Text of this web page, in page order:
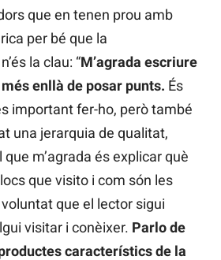
que en tenen prou amb
per bé que la
la clau: “M’agrada escriure
enllà de posar punts. És
important fer-ho, però també
una jerarquia de qualitat,
m’agrada és explicar què
que visito i com són les
que el lector sigui
visitar i conèixer. Parlo de
característics de la